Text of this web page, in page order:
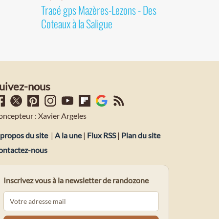
Tracé gps Mazères-Lezons - Des
Coteaux à la Saligue
nous
: Xavier Argeles
du site | A la une| Flux RSS| Plan du site
nous
Inscrivez vous à la newsletter de randozone